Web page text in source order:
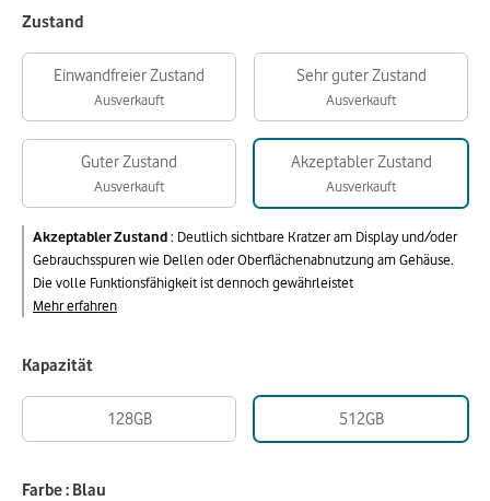
Zustand
Einwandfreier Zustand
Ausverkauft
Sehr guter Zustand
Ausverkauft
Guter Zustand
Ausverkauft
Akzeptabler Zustand
Ausverkauft
Akzeptabler Zustand: Deutlich sichtbare Kratzer am Display und/oder
Gebrauchsspuren wie Dellen oder Oberflächenabnutzung am Gehäuse.
Die volle Funktionsfähigkeit ist dennoch gewährleistet
Mehr erfahren
Kapazität
128GB 512GB
Farbe : Blau